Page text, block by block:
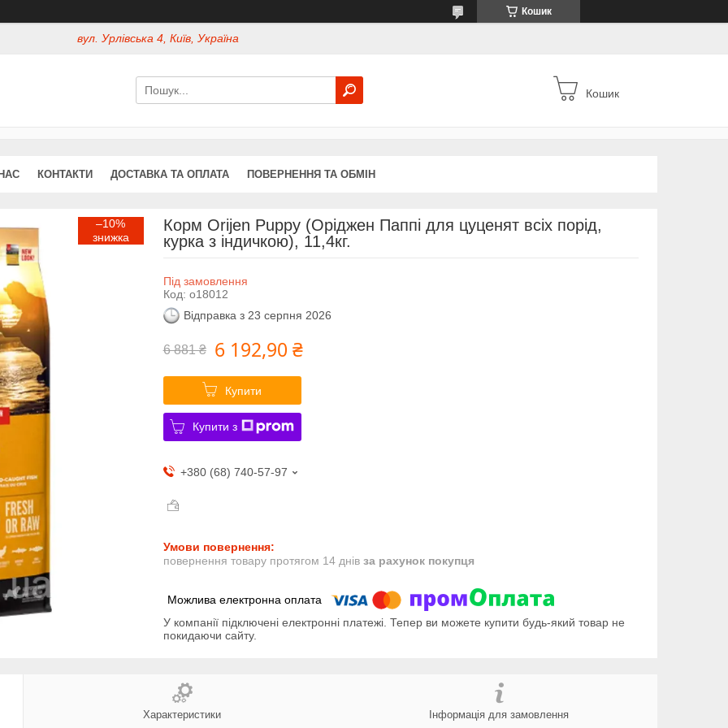
Кошик
вул. Урлівська 4, Київ, Україна
Кошик
КОНТАКТИ ДОСТАВКА ТА ОПЛАТА ПОВЕРНЕННЯ ТА ОБМІН
–10%
Корм Orijen Puppy (Оріджен Паппі для цуценят всіх порід,
курка з індичкою), 11,4кг.
Під замовлення
Код: o18012
Відправка з 23 серпня 2026
6 881 ₴ 6 192,90 ₴
Купити
Купити з
+380 (68) 740-57-97
повернення товару протягом 14 днів за рахунок покупця
У компанії підключені електронні платежі. Тепер ви можете купити будь-який товар не
покидаючи сайту.
Характеристики Інформація для замовлення